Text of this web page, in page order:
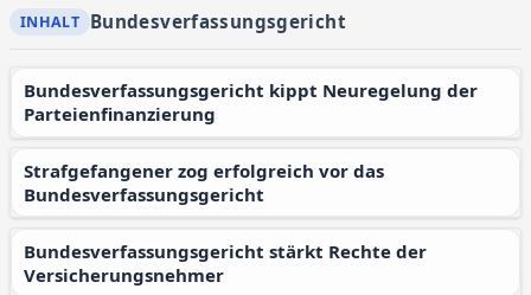
Bundesverfassungsgericht
Bundesverfassungsgericht kippt Neuregelung der
Parteienfinanzierung
Strafgefangener zog erfolgreich vor das
Bundesverfassungsgericht
Bundesverfassungsgericht stärkt Rechte der
Versicherungsnehmer